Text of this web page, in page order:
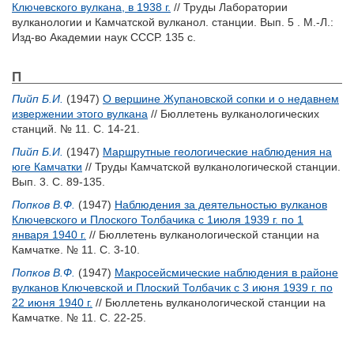
Ключевского вулкана, в 1938 г. // Труды Лаборатории
вулканологии и Камчатской вулканол. станции. Вып. 5 . М.-Л.:
Изд-во Академии наук СССР. 135 с.
П
Пийп Б.И. (1947) О вершине Жупановской сопки и о недавнем
извержении этого вулкана // Бюллетень вулканологических
станций. № 11. С. 14-21.
Пийп Б.И. (1947) Маршрутные геологические наблюдения на
юге Камчатки // Труды Камчатской вулканологической станции.
Вып. 3. С. 89-135.
Попков В.Ф. (1947) Наблюдения за деятельностью вулканов
Ключевского и Плоского Толбачика с 1июля 1939 г. по 1
января 1940 г. // Бюллетень вулканологической станции на
Камчатке. № 11. С. 3-10.
Попков В.Ф. (1947) Макросейсмические наблюдения в районе
вулканов Ключевской и Плоский Толбачик с 3 июня 1939 г. по
22 июня 1940 г. // Бюллетень вулканологической станции на
Камчатке. № 11. С. 22-25.